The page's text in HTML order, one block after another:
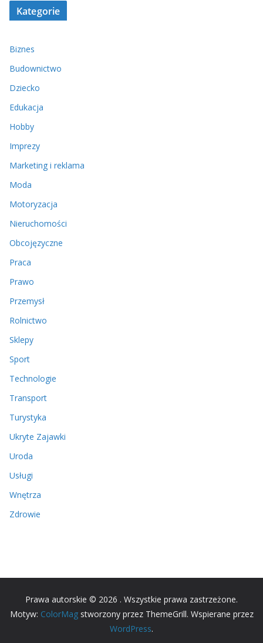
Kategorie
Biznes
Budownictwo
Dziecko
Edukacja
Hobby
Imprezy
Marketing i reklama
Moda
Motoryzacja
Nieruchomości
Obcojęzyczne
Praca
Prawo
Przemysł
Rolnictwo
Sklepy
Sport
Technologie
Transport
Turystyka
Ukryte Zajawki
Uroda
Usługi
Wnętrza
Zdrowie
Prawa autorskie © 2026 . Wszystkie prawa zastrzeżone.
Motyw: ColorMagstworzony przez ThemeGrill. Wspierane przez
WordPress.